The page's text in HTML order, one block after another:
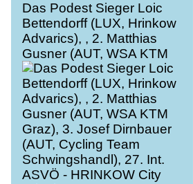
Das Podest Sieger Loic
Bettendorff (LUX, Hrinkow
Advarics), , 2. Matthias
Gusner (AUT, WSA KTM
Graz), 3. Josef Dirnbauer
(AUT, Cycling Team
Schwingshandl), 27. Int.
ASVÖ - HRINKOW City
Kriterium Steyr, Herren
Elite, ÖRV, Radsport,
Mountainbike, ELITE
Rennrad